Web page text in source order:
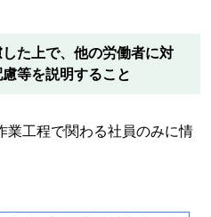
た上で、他の労働者に対
等を説明すること
業工程で関わる社員のみに情